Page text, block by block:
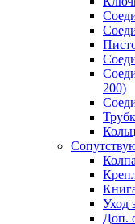
200)
Уход
Доп.